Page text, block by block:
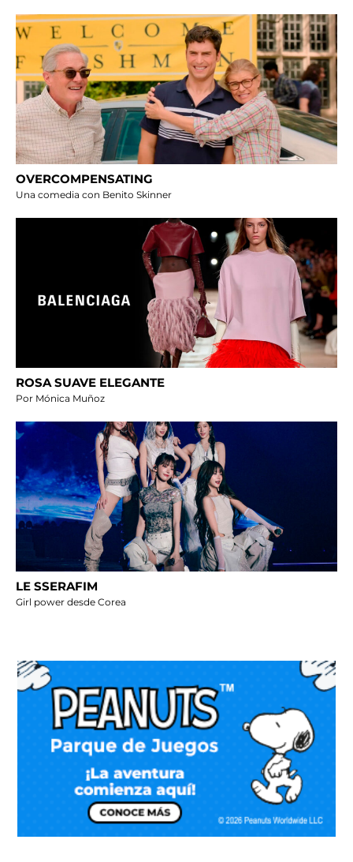
OVERCOMPENSATING
Una comedia con Benito Skinner
ROSA SUAVE ELEGANTE
Por Mónica Muñoz
LE SSERAFIM
Girl power desde Corea